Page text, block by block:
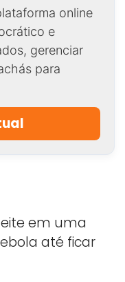
online
e
gerenciar
para
em uma
até ficar